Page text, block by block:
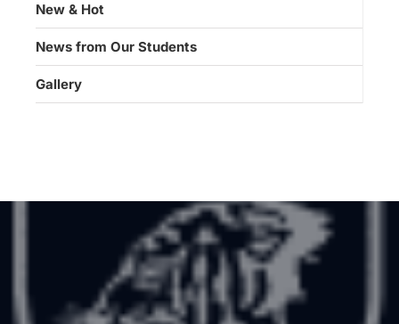
New & Hot
News from Our Students
Gallery